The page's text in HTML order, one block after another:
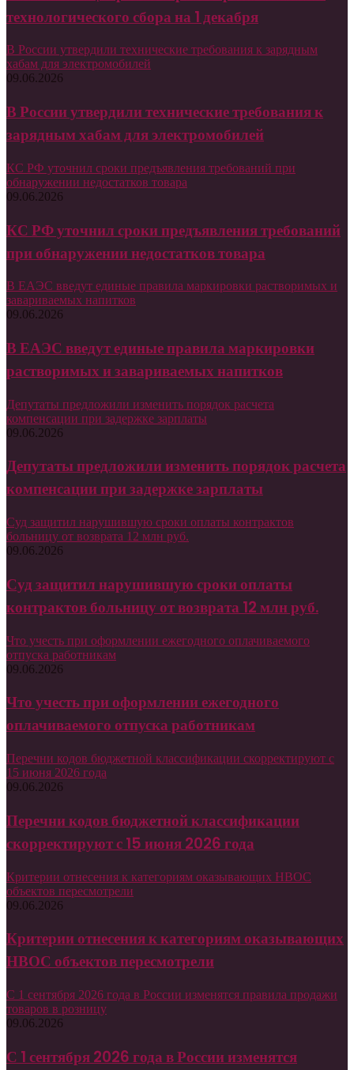
технологического сбора на 1 декабря
В России утвердили технические требования к зарядным
хабам для электромобилей
09.06.2026
В России утвердили технические требования к
зарядным хабам для электромобилей
КС РФ уточнил сроки предъявления требований при
обнаружении недостатков товара
09.06.2026
КС РФ уточнил сроки предъявления требований
при обнаружении недостатков товара
В ЕАЭС введут единые правила маркировки растворимых и
завариваемых напитков
09.06.2026
В ЕАЭС введут единые правила маркировки
растворимых и завариваемых напитков
Депутаты предложили изменить порядок расчета
компенсации при задержке зарплаты
09.06.2026
Депутаты предложили изменить порядок расчета
компенсации при задержке зарплаты
Суд защитил нарушившую сроки оплаты контрактов
больницу от возврата 12 млн руб.
09.06.2026
Суд защитил нарушившую сроки оплаты
контрактов больницу от возврата 12 млн руб.
Что учесть при оформлении ежегодного оплачиваемого
отпуска работникам
09.06.2026
Что учесть при оформлении ежегодного
оплачиваемого отпуска работникам
Перечни кодов бюджетной классификации скорректируют с
15 июня 2026 года
09.06.2026
Перечни кодов бюджетной классификации
скорректируют с 15 июня 2026 года
Критерии отнесения к категориям оказывающих НВОС
объектов пересмотрели
09.06.2026
Критерии отнесения к категориям оказывающих
НВОС объектов пересмотрели
С 1 сентября 2026 года в России изменятся правила продажи
товаров в розницу
09.06.2026
С 1 сентября 2026 года в России изменятся